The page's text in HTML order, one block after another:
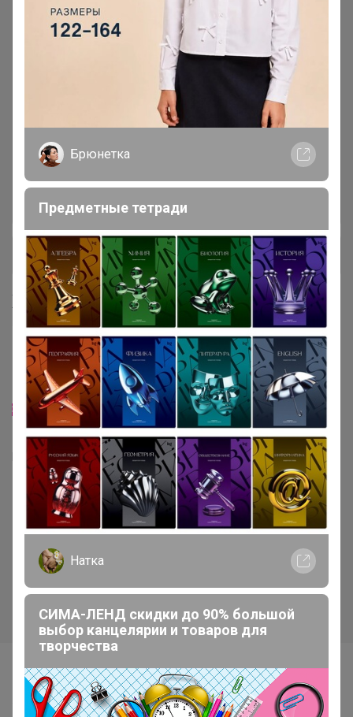
Консервация
Лапша, макароны, фунчоза
Масло кокосовое, оливковое,
кунжутное, фритюрное
Мука панировочная, сухари,
+ Ещё 28 каталогов
Хиты продаж
Хит
370р
Смесь Сырная для
приготовления хлебо-
булочных изделий (аналог
Боу де Кежо), 1 кг
Скидка
338р
Бумага для выпекания
38*50м с 2сторонней
силиконизацией Горница,
Самые желанные
Брюнетка
Предметные тетради
Натка
СИМА-ЛЕНД скидки до 90% большой
выбор канцелярии и товаров для
творчества